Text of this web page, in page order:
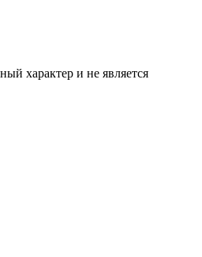
характер и не является